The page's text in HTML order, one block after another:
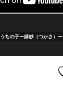
うちの子ー緑紗（つかさ）ー